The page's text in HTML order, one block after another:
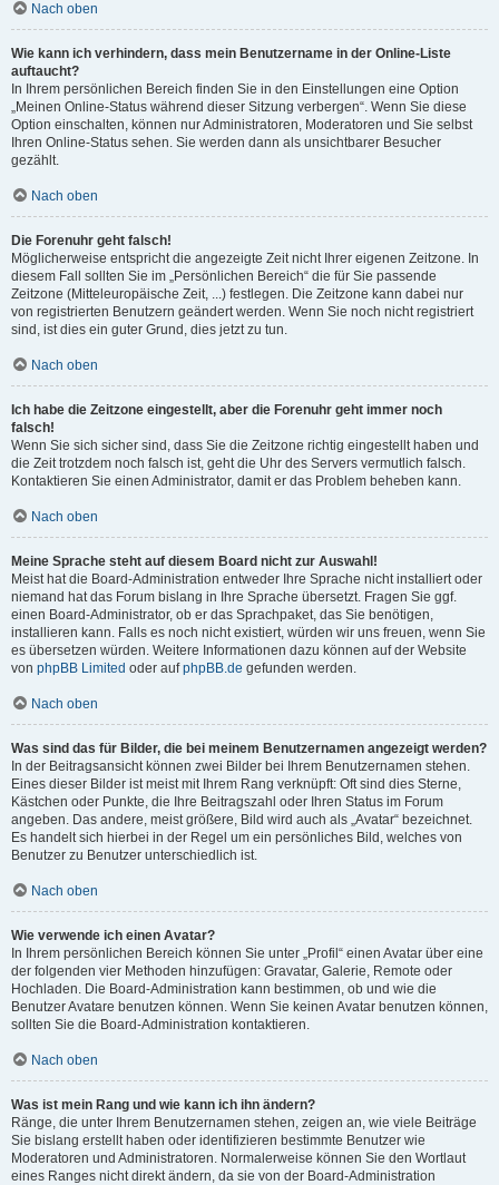
Nach oben
Wie kann ich verhindern, dass mein Benutzername in der Online-Liste
auftaucht?
In Ihrem persönlichen Bereich finden Sie in den Einstellungen eine Option
„Meinen Online-Status während dieser Sitzung verbergen“. Wenn Sie diese
Option einschalten, können nur Administratoren, Moderatoren und Sie selbst
Ihren Online-Status sehen. Sie werden dann als unsichtbarer Besucher
gezählt.
Nach oben
Die Forenuhr geht falsch!
Möglicherweise entspricht die angezeigte Zeit nicht Ihrer eigenen Zeitzone. In
diesem Fall sollten Sie im „Persönlichen Bereich“ die für Sie passende
Zeitzone (Mitteleuropäische Zeit, ...) festlegen. Die Zeitzone kann dabei nur
von registrierten Benutzern geändert werden. Wenn Sie noch nicht registriert
sind, ist dies ein guter Grund, dies jetzt zu tun.
Nach oben
Ich habe die Zeitzone eingestellt, aber die Forenuhr geht immer noch
falsch!
Wenn Sie sich sicher sind, dass Sie die Zeitzone richtig eingestellt haben und
die Zeit trotzdem noch falsch ist, geht die Uhr des Servers vermutlich falsch.
Kontaktieren Sie einen Administrator, damit er das Problem beheben kann.
Nach oben
Meine Sprache steht auf diesem Board nicht zur Auswahl!
Meist hat die Board-Administration entweder Ihre Sprache nicht installiert oder
niemand hat das Forum bislang in Ihre Sprache übersetzt. Fragen Sie ggf.
einen Board-Administrator, ob er das Sprachpaket, das Sie benötigen,
installieren kann. Falls es noch nicht existiert, würden wir uns freuen, wenn Sie
es übersetzen würden. Weitere Informationen dazu können auf der Website
von phpBB Limited oder aufphpBB.de gefunden werden.
Nach oben
Was sind das für Bilder, die bei meinem Benutzernamen angezeigt werden?
In der Beitragsansicht können zwei Bilder bei Ihrem Benutzernamen stehen.
Eines dieser Bilder ist meist mit Ihrem Rang verknüpft: Oft sind dies Sterne,
Kästchen oder Punkte, die Ihre Beitragszahl oder Ihren Status im Forum
angeben. Das andere, meist größere, Bild wird auch als „Avatar“ bezeichnet.
Es handelt sich hierbei in der Regel um ein persönliches Bild, welches von
Benutzer zu Benutzer unterschiedlich ist.
Nach oben
Wie verwende ich einen Avatar?
In Ihrem persönlichen Bereich können Sie unter „Profil“ einen Avatar über eine
der folgenden vier Methoden hinzufügen: Gravatar, Galerie, Remote oder
Hochladen. Die Board-Administration kann bestimmen, ob und wie die
Benutzer Avatare benutzen können. Wenn Sie keinen Avatar benutzen können,
sollten Sie die Board-Administration kontaktieren.
Nach oben
Was ist mein Rang und wie kann ich ihn ändern?
Ränge, die unter Ihrem Benutzernamen stehen, zeigen an, wie viele Beiträge
Sie bislang erstellt haben oder identifizieren bestimmte Benutzer wie
Moderatoren und Administratoren. Normalerweise können Sie den Wortlaut
eines Ranges nicht direkt ändern, da sie von der Board-Administration